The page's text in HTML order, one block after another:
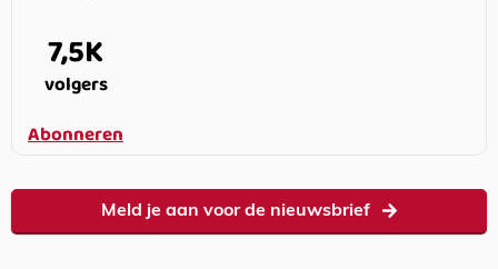
7,5K
volgers
Abonneren
Meld je aan voor de nieuwsbrief